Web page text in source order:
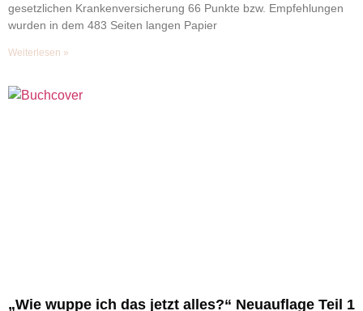
gesetzlichen Krankenversicherung 66 Punkte bzw. Empfehlungen
wurden in dem 483 Seiten langen Papier
Weiterlesen »
„Wie wuppe ich das jetzt alles?“ Neuauflage Teil 1